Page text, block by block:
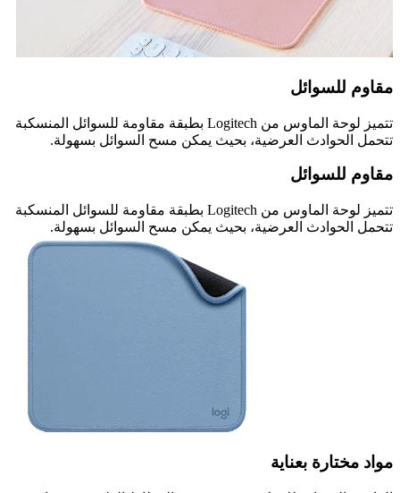
مقاوم للسوائل
تتميز لوحة الماوس من Logitech بطبقة مقاومة للسوائل المنسكبة
تتحمل الحوادث العرضية، بحيث يمكن مسح السوائل بسهولة.
مقاوم للسوائل
تتميز لوحة الماوس من Logitech بطبقة مقاومة للسوائل المنسكبة
تتحمل الحوادث العرضية، بحيث يمكن مسح السوائل بسهولة.
مواد مختارة بعناية